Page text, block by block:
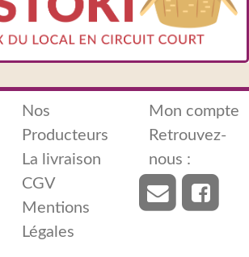
Nos
Producteurs
La livraison
CGV
Mentions
Légales
Mon compte
Retrouvez-
nous :